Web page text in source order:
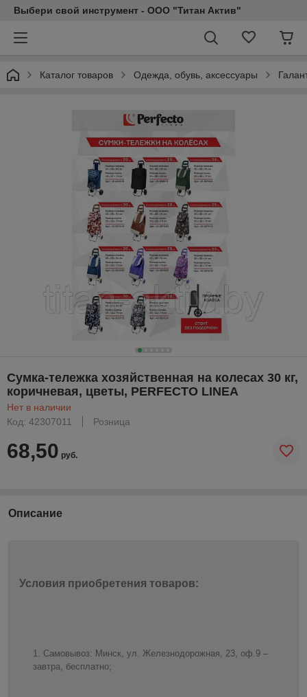
Выбери свой инструмент - ООО "Титан Актив"
Каталог товаров Одежда, обувь, аксессуары
Сумка-тележка хозяйственная на колесах 30 кг,
коричневая, цветы, PERFECTO LINEA
Нет в наличии
Код: 42307011
Розница
68,50 руб.
Описание
Условия приобретения товаров:
Самовывоз: Минск, ул. Железнодорожная, 23, оф.9 –
завтра, бесплатно;